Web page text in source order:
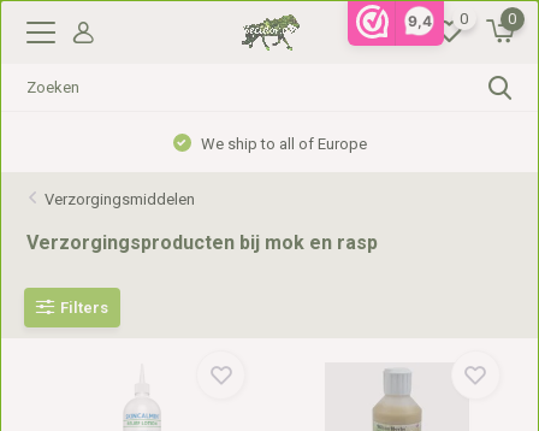
9,4 0 0
We ship to all of Europe
Verzorgingsmiddelen
Verzorgingsproducten bij mok en rasp
Filters